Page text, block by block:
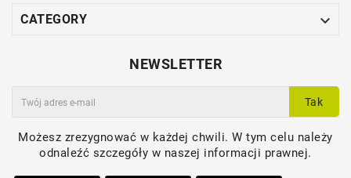
CATEGORY 
NEWSLETTER
Tak
Możesz zrezygnować w każdej chwili. W tym celu należy
odnaleźć szczegóły w naszej informacji prawnej.